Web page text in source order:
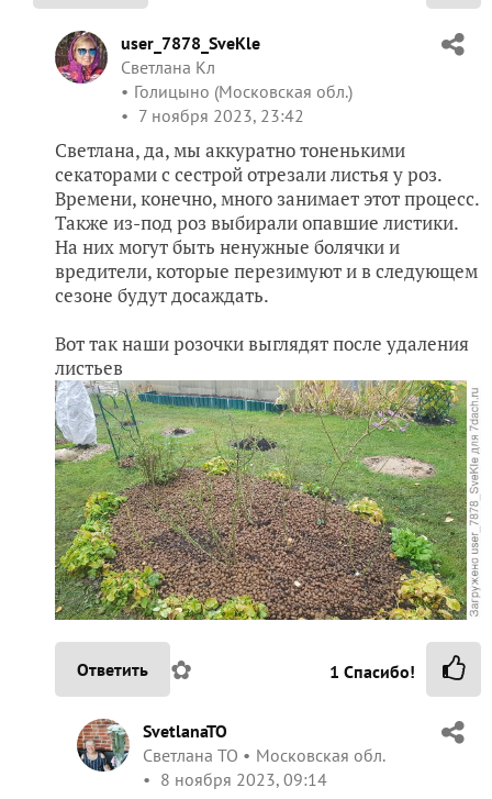
user_7878_SveKle
Светлана Кл
Голицыно (Московская обл.)
7 ноября 2023, 23:42
Светлана, да, мы аккуратно тоненькими
секаторами с сестрой отрезали листья у роз.
Времени, конечно, много занимает этот процесс.
Также из-под роз выбирали опавшие листики.
На них могут быть ненужные болячки и
вредители, которые перезимуют и в следующем
сезоне будут досаждать.
Вот так наши розочки выглядят после удаления
листьев
Ответить ✿ 1 Спасибо!
SvetlanaTO
Светлана ТО
Московская обл.
8 ноября 2023, 09:14